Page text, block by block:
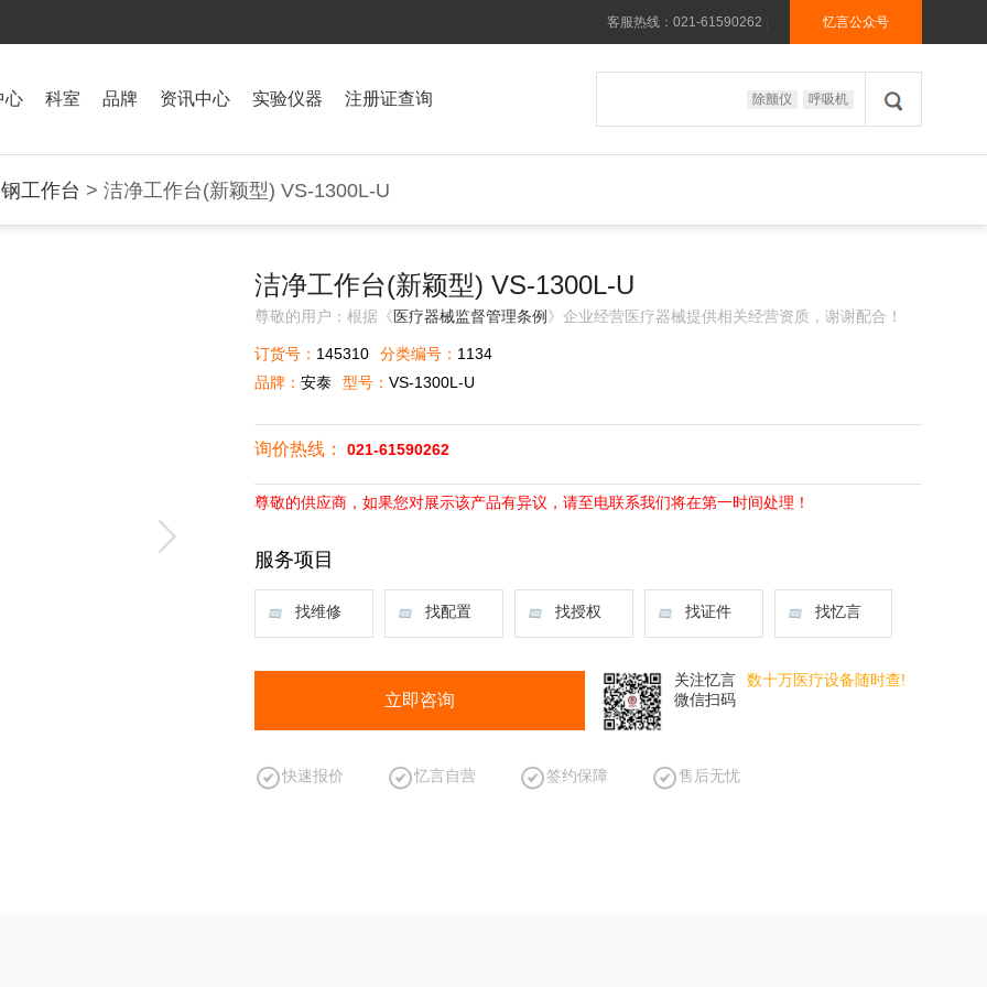
客服热线：021-61590262 忆言公众号
心 科室 品牌 资讯中心 实验仪器 注册证查询 除颤仪 呼吸机
工作台 > 洁净工作台(新颖型) VS-1300L-U
洁净工作台(新颖型) VS-1300L-U
尊敬的用户：根据《医疗器械监督管理条例 》企业经营医疗器械提供相关经营资质，谢谢配合！
订货号： 145310 分类编号： 1134
品牌： 安泰 型号： VS-1300L-U
询价热线： 021-61590262
尊敬的供应商，如果您对展示该产品有异议，请至电联系我们将在第一时间处理！
服务项目
找维修 找配置 找授权 找证件 找忆言
立即咨询
关注忆言
微信扫码
数十万医疗设备随时查!
快速报价 忆言自营 签约保障 售后无忧